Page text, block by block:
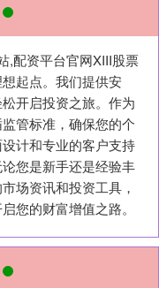
,配资平台官网XIII‌股票
起点。我们提供安
开启投资之旅。作为
管标准，确保您的个
计和专业的客户支持
您是新手还是经验丰
场资讯和投资工具，
您的财富增值之路。